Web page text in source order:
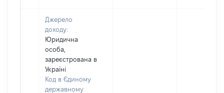
Джерело
доходу:
Юридична
особа,
зареєстрована в
Україні
Код в Єдиному
державному